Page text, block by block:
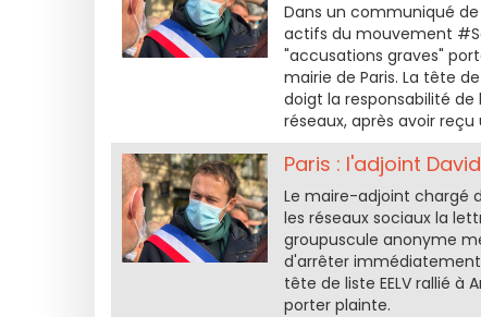
Dans un communiqué de
actifs du mouvement
"accusations graves"
mairie de Paris. La tête
doigt la responsabilité
réseaux, après avoir
Paris : l'adjoint
Le maire-adjoint chargé
les réseaux sociaux la
groupuscule anonyme
d'arrêter
tête de liste EELV rallié à
porter plainte.